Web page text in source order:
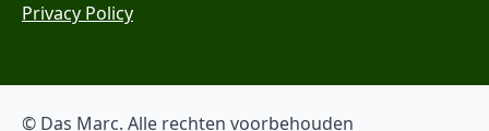
Privacy Policy
© Das Marc. Alle rechten voorbehouden